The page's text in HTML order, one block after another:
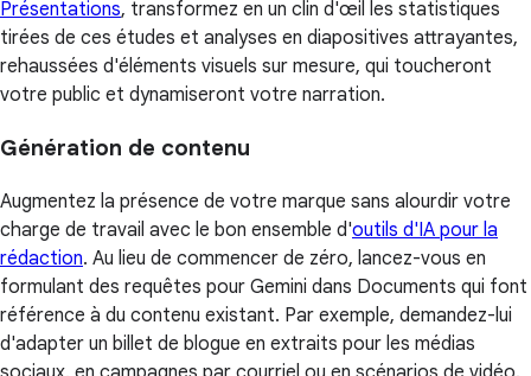
Présentations, transformez en un clin d'œil les statistiques
tirées de ces études et analyses en diapositives attrayantes,
rehaussées d'éléments visuels sur mesure, qui toucheront
votre public et dynamiseront votre narration.
Génération de contenu
Augmentez la présence de votre marque sans alourdir votre
charge de travail avec le bon ensemble d'outils d'IA pour la
rédaction. Au lieu de commencer de zéro, lancez-vous en
formulant des requêtes pour Gemini dans Documents qui font
référence à du contenu existant. Par exemple, demandez-lui
d'adapter un billet de blogue en extraits pour les médias